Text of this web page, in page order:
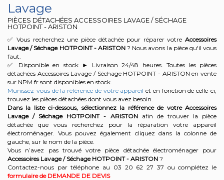
Lavage
PIÈCES DÉTACHÉES ACCESSOIRES LAVAGE / SÉCHAGE
HOTPOINT - ARISTON
✅ Vous recherchez une pièce détachée pour réparer votre Accessoires
Lavage / Séchage HOTPOINT - ARISTON? Nous avons la pièce qu'il vous
faut.
✅ Disponible en stock ► Livraison 24/48 heures. Toutes les pièces
détachées Accessoires Lavage / Séchage HOTPOINT - ARISTON en vente
sur NPM.fr sont disponibles en stock.
Munissez-vous de la référence de votre appareil et en fonction de celle-ci,
trouvez les pièces détachées dont vous avez besoin.
Dans la liste ci-dessous, sélectionnez la référence de votre Accessoires
Lavage / Séchage HOTPOINT - ARISTONafin de trouver la pièce
détachée que vous recherchez pour la réparation votre appareil
électroménager. Vous pouvez également cliquez dans la colonne de
gauche, sur le nom de la pièce.
Vous n’avez pas trouvé votre pièce détachée électroménager pour
Accessoires Lavage / Séchage HOTPOINT - ARISTON ?
Contactez-nous par téléphone au 03 20 62 27 37 ou complétez le
formulaire de DEMANDE DE DEVIS